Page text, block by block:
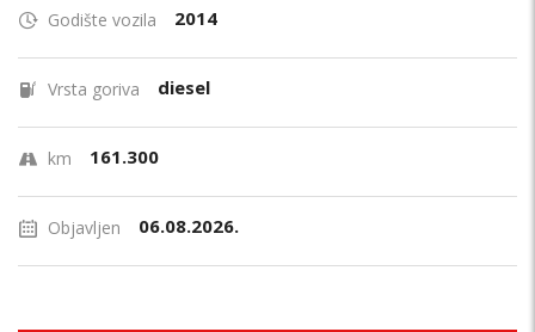
Godište vozila 2014
Vrsta goriva diesel
km 161.300
Objavljen 06.08.2026.